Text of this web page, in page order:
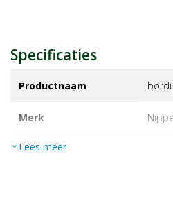
Specificaties
Productnaam
Merk
EAN
expand_more Lees meer